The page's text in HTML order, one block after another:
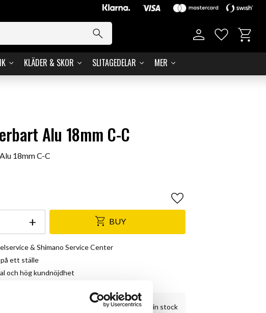
KLÄDER & SKOR SLITAGEDELAR MER
Favorites
Alu 18mm C-C
18mm C-C
+ BUY
Add to favorites
& Shimano Service Center
ett ställe
och hög kundnöjdhet
7 pc. in stock